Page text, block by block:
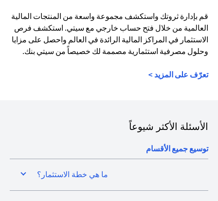
قم بإدارة ثروتك واستكشف مجموعة واسعة من المنتجات المالية
العالمية من خلال فتح حساب خارجي مع سيتي. استكشف فرص
الاستثمار في المراكز المالية الرائدة في العالم واحصل على مزايا
وحلول مصرفية استثمارية مصممة لك خصيصاً من سيتي بنك.
تعرّف على المزيد >
الأسئلة الأكثر شيوعاً
توسيع جميع الأقسام
ما هي خطة الاستثمار؟